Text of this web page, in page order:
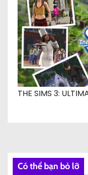
THE SIMS 3:
Có thể bạn bỏ lỡ